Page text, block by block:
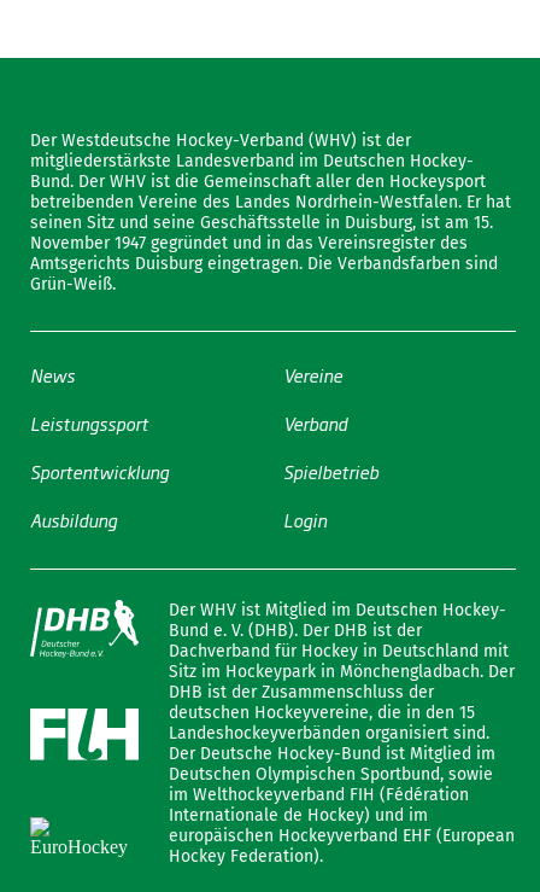
Der Westdeutsche Hockey-Verband (WHV) ist der
mitgliederstärkste Landesverband im Deutschen Hockey-
Bund. Der WHV ist die Gemeinschaft aller den Hockeysport
betreibenden Vereine des Landes Nordrhein-Westfalen. Er hat
seinen Sitz und seine Geschäftsstelle in Duisburg, ist am 15.
November 1947 gegründet und in das Vereinsregister des
Amtsgerichts Duisburg eingetragen. Die Verbandsfarben sind
Grün-Weiß.
News
Leistungssport
Sportentwicklung
Ausbildung
Vereine
Verband
Spielbetrieb
Login
Der WHV ist Mitglied im Deutschen Hockey-
Bund e. V. (DHB). Der DHB ist der
Dachverband für Hockey in Deutschland mit
Sitz im Hockeypark in Mönchengladbach. Der
DHB ist der Zusammenschluss der
deutschen Hockeyvereine, die in den 15
Landeshockeyverbänden organisiert sind.
Der Deutsche Hockey-Bund ist Mitglied im
Deutschen Olympischen Sportbund, sowie
im Welthockeyverband FIH (Fédération
Internationale de Hockey) und im
europäischen Hockeyverband EHF (European
Hockey Federation).